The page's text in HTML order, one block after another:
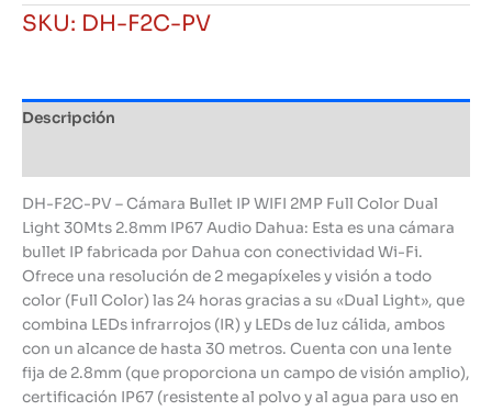
IP
WIFI
Color
30Mts
2.8mm
IP67
Audio
Dahua
cantidad
SKU: DH-F2C-PV
Descripción
DH-F2C-PV – Cámara Bullet IP WIFI 2MP Full Color Dual
Light 30Mts 2.8mm IP67 Audio Dahua: Esta es una cámara
bullet IP fabricada por Dahua con conectividad Wi-Fi.
Ofrece una resolución de 2 megapíxeles y visión a todo
color (Full Color) las 24 horas gracias a su «Dual Light», que
combina LEDs infrarrojos (IR) y LEDs de luz cálida, ambos
con un alcance de hasta 30 metros. Cuenta con una lente
fija de 2.8mm (que proporciona un campo de visión amplio),
certificación IP67 (resistente al polvo y al agua para uso en